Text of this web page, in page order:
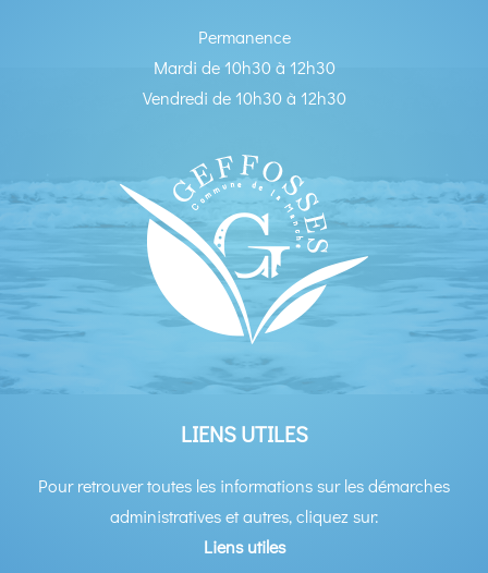
Permanence
Mardi de 10h30 à 12h30
Vendredi de 10h30 à 12h30
LIENS UTILES
Pour retrouver toutes les informations sur les démarches
administratives et autres, cliquez sur:
Liens utiles